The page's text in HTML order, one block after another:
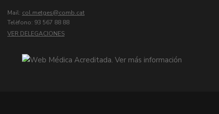
Mail: col.metges
Telèfono: 93 567 88 88
VER DELEGACIONES